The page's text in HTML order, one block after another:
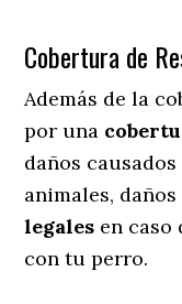
Cobertura de
Además de la
por una
daños
animales,
legales en caso
con tu perro.